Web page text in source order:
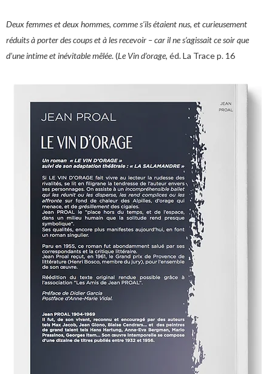
Deux femmes et deux hommes, comme s’ils étaient nus, et curieusement
réduits à porter des coups et à les recevoir – car il ne s’agissait ce soir que
d’une intime et inévitable mêlée. (Le Vin d’orage, éd. La Trace p. 16